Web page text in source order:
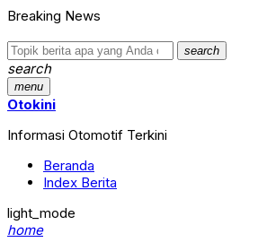
Breaking News
search
search
menu
Otokini
Informasi Otomotif Terkini
Beranda
Index Berita
light_mode
home